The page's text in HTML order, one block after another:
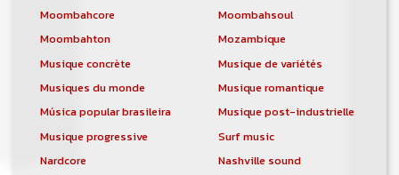
Moombahcore
Moombahsoul
Moombahton
Mozambique
Musique concrète
Musique de variétés
Musiques du monde
Musique romantique
Música popular brasileira
Musique post-industrielle
Musique progressive
Surf music
Nardcore
Nashville sound